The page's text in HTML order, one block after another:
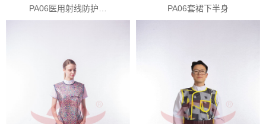
PA06医用射线防护… PA06套裙下半身